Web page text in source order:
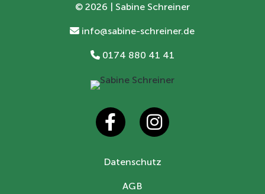
© 2026 | Sabine Schreiner
info@sabine-schreiner.de
0174 880 41 41
Datenschutz
AGB